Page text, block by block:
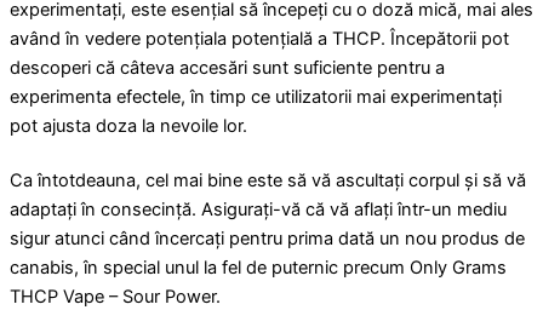
experimentați, este esențial să începeți cu o doză mică, mai ales
având în vedere potențiala potențială a THCP. Începătorii pot
descoperi că câteva accesări sunt suficiente pentru a
experimenta efectele, în timp ce utilizatorii mai experimentați
pot ajusta doza la nevoile lor.
Ca întotdeauna, cel mai bine este să vă ascultați corpul și să vă
adaptați în consecință. Asigurați-vă că vă aflați într-un mediu
sigur atunci când încercați pentru prima dată un nou produs de
canabis, în special unul la fel de puternic precum Only Grams
THCP Vape – Sour Power.